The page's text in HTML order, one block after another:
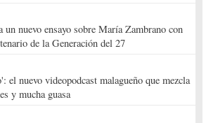
un nuevo ensayo sobre María Zambrano con
de la Generación del 27
el nuevo videopodcast malagueño que mezcla
y mucha guasa